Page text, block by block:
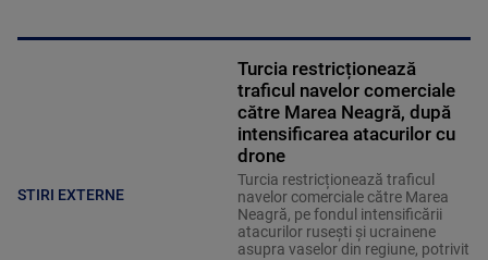
STIRI EXTERNE
Turcia restricționează
traficul navelor comerciale
către Marea Neagră, după
intensificarea atacurilor cu
drone
Turcia restricționează traficul
navelor comerciale către Marea
Neagră, pe fondul intensificării
atacurilor rusești și ucrainene
asupra vaselor din regiune, potrivit